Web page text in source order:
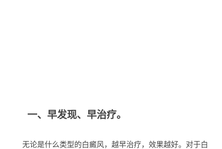
一、早发现、早治疗。
无论是什么类型的白癜风，越早治疗，效果越好。对于白